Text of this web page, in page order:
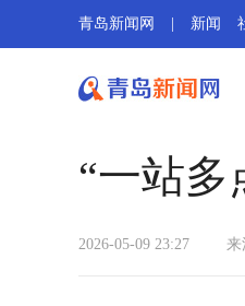
青岛新闻网 新闻
“一站
2026-05-09 23:27